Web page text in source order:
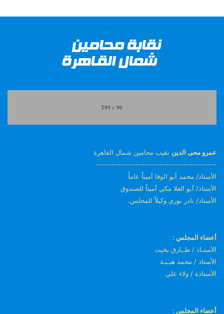
عمرو محى الدين نقيب محامين شمال القاهرة
----------------------------------------
الأستاذ/ محمد أبو الوفا أميناً عاماً
الأستاذ/ أبو العلا مكي أميناً للصندوق
الأستاذ/ نادر نوري وكيلاً للمجلس.
أعضاء المجلس :
الأستـاذ / طــارق بخيت
الأستاذ / محمد هيـبـة
الأستاذة / ولاء علي
أعضاء المجلس :